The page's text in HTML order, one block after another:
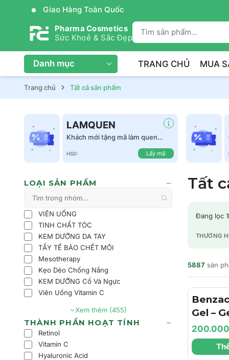
Giao Hàng Toàn Quốc
Pharma Cosmetics
Sức Khoẻ & Sắc Đẹp
Danh mục TRANG CHỦ MUA
Trang chủ Tất cả sản phẩm
LAMQUEN
Khách mới tặng mã làm quen
HSD: Lấy mã
LOẠI SẢN PHẨM
VIÊN UỐNG
TINH CHẤT TÓC
KEM DƯỠNG DA TAY
TẨY TẾ BÀO CHẾT MÔI
Mesotherapy
Kẹo Dẻo Chống Nắng
KEM DƯỠNG Cổ Và Ngực
Viên Uống Vitamin C
Xem thêm (455)
THÀNH PHẦN HOẠT TÍNH
Retinol
Vitamin C
Hyaluronic Acid
Tất
Đang lọc 1
THƯƠNG
5887 sản
Gel –
Trợ
Dịu
Dầu